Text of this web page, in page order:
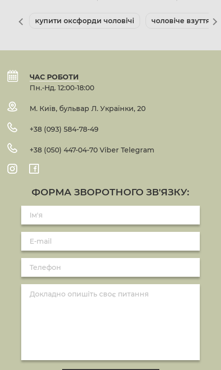
купити оксфорди чоловічі чоловіче взуття
ЧАС РОБОТИ
Пн.-Нд. 12:00-18:00
М. Київ, бульвар Л. Українки, 20
+38 (093) 584-78-49
+38 (050) 447-04-70 Viber Telegram
ФОРМА ЗВОРОТНОГО ЗВ'ЯЗКУ: